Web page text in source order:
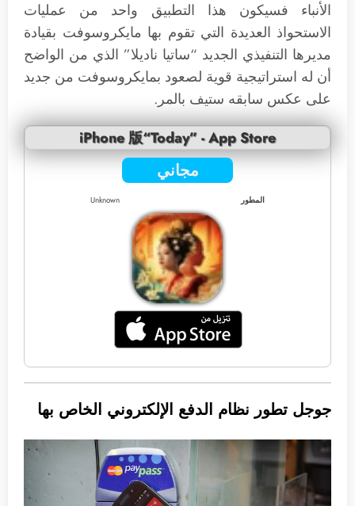
الأنباء فسيكون هذا التطبيق واحد من عمليات
الاستحواذ العديدة التي تقوم بها مايكروسوفت بقيادة
مديرها التنفيذي الجديد “ساتيا ناديلا” الذي من الواضح
أن له استراتيجية قوية لصعود بمايكروسوفت من جديد
على عكس سابقه ستيف بالمر.
iPhone 版“Today” - App Store
مجاني
المطور Unknown
جوجل تطور نظام الدفع الإلكتروني الخاص بها